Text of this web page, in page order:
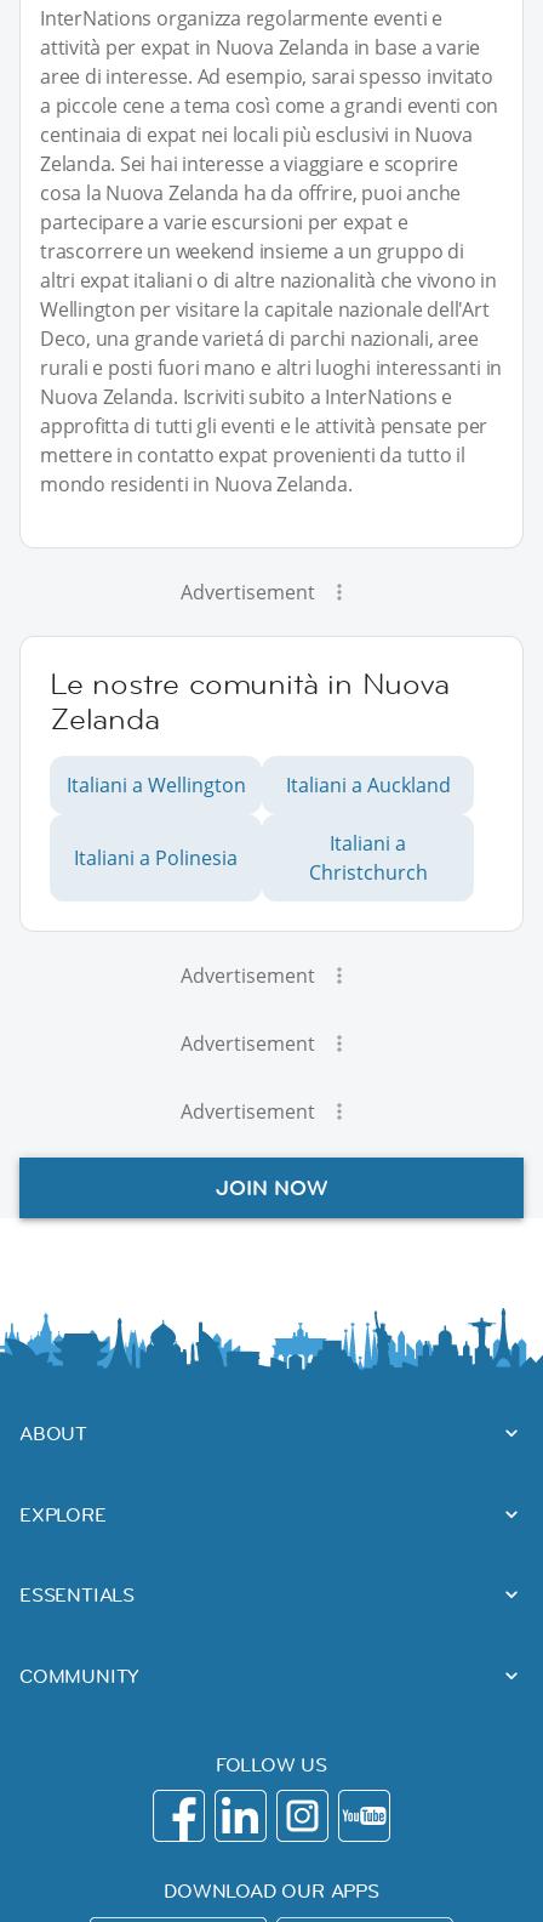
InterNations organizza regolarmente eventi e
attività per expat in Nuova Zelanda in base a varie
aree di interesse. Ad esempio, sarai spesso invitato
a piccole cene a tema così come a grandi eventi con
centinaia di expat nei locali più esclusivi in Nuova
Zelanda. Sei hai interesse a viaggiare e scoprire
cosa la Nuova Zelanda ha da offrire, puoi anche
partecipare a varie escursioni per expat e
trascorrere un weekend insieme a un gruppo di
altri expat italiani o di altre nazionalità che vivono in
Wellington per visitare la capitale nazionale dell'Art
Deco, una grande varietá di parchi nazionali, aree
rurali e posti fuori mano e altri luoghi interessanti in
Nuova Zelanda. Iscriviti subito a InterNations e
approfitta di tutti gli eventi e le attività pensate per
mettere in contatto expat provenienti da tutto il
mondo residenti in Nuova Zelanda.
Advertisement
Le nostre comunità in Nuova
Zelanda
Italiani a Wellington Italiani a Auckland
Italiani a Polinesia
Italiani a
Christchurch
Advertisement
Advertisement
Advertisement
JOIN NOW
ABOUT
EXPLORE
ESSENTIALS
COMMUNITY
FOLLOW US
DOWNLOAD OUR APPS